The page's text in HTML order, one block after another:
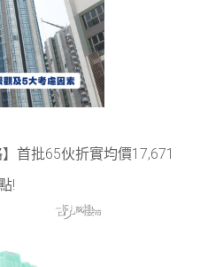
】首批65伙折實均價17,671
!